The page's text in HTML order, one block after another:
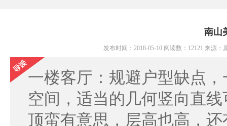
南山
发布时间：2018-05-10 阅读数：12121 来源
一楼客厅：规避户型缺点
空间，适当的几何竖向直
顶蛮有意思，层高也高，